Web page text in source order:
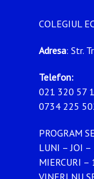
COLEGIUL
Adresa: Str.
Telefon:
021 320 57
0734 225
PROGRAM
LUNI – JOI
MIERCURI –